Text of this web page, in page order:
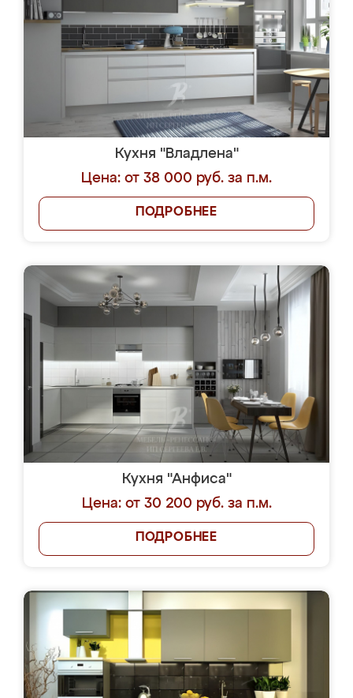
Кухня "Владлена"
Цена: от 38 000 руб. за п.м.
ПОДРОБНЕЕ
Кухня "Анфиса"
Цена: от 30 200 руб. за п.м.
ПОДРОБНЕЕ